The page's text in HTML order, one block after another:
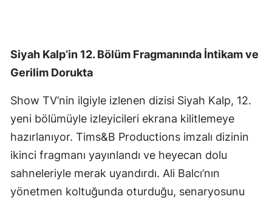
Siyah Kalp’in 12. Bölüm Fragmanında İntikam ve
Gerilim Dorukta
Show TV’nin ilgiyle izlenen dizisi Siyah Kalp, 12.
yeni bölümüyle izleyicileri ekrana kilitlemeye
hazırlanıyor. Tims&B Productions imzalı dizinin
ikinci fragmanı yayınlandı ve heyecan dolu
sahneleriyle merak uyandırdı. Ali Balcı’nın
yönetmen koltuğunda oturduğu, senaryosunu